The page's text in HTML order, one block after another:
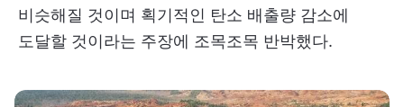
비슷해질 것이며 획기적인 탄소 배출량 감소에
도달할 것이라는 주장에 조목조목 반박했다.